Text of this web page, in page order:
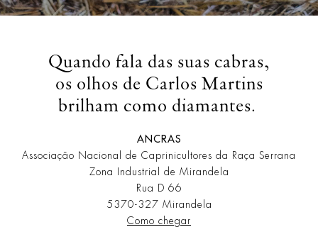
Quando fala das suas cabras,
os olhos de Carlos Martins
brilham como diamantes.
ANCRAS
Associação Nacional de Caprinicultores da Raça Serrana
Zona Industrial de Mirandela
Rua D 66
5370-327 Mirandela
Como chegar